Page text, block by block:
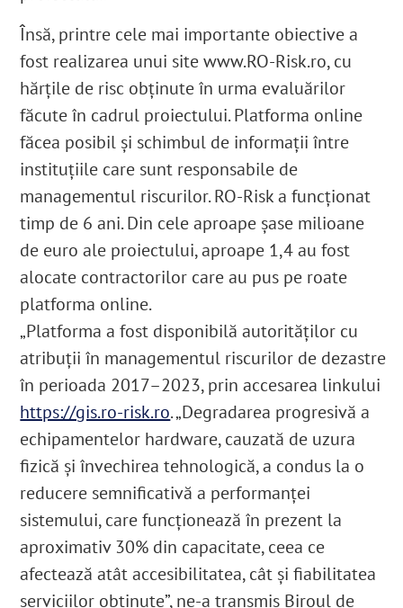
Însă, printre cele mai importante obiective a
fost realizarea unui site www.RO-Risk.ro, cu
hărțile de risc obținute în urma evaluărilor
făcute în cadrul proiectului. Platforma online
făcea posibil și schimbul de informații între
instituțiile care sunt responsabile de
managementul riscurilor.RO-Risk a funcționat
timp de 6 ani. Din cele aproape șase milioane
de euro ale proiectului, aproape 1,4 au fost
alocate contractorilor care au pus pe roate
platforma online.
„Platforma a fost disponibilă autorităților cu
atribuții în managementul riscurilor de dezastre
în perioada 2017–2023, prin accesarea linkului
https://gis.ro-risk.ro. „Degradarea progresivă a
echipamentelor hardware, cauzată de uzura
fizică şi învechirea tehnologică, a condus la o
reducere semnificativă a performanței
sistemului, care funcționează în prezent la
aproximativ 30% din capacitate, ceea ce
afectează atât accesibilitatea, cât și fiabilitatea
serviciilor obținute”, ne-a transmis Biroul de